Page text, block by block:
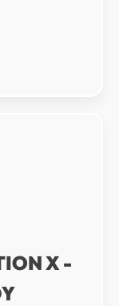
X -